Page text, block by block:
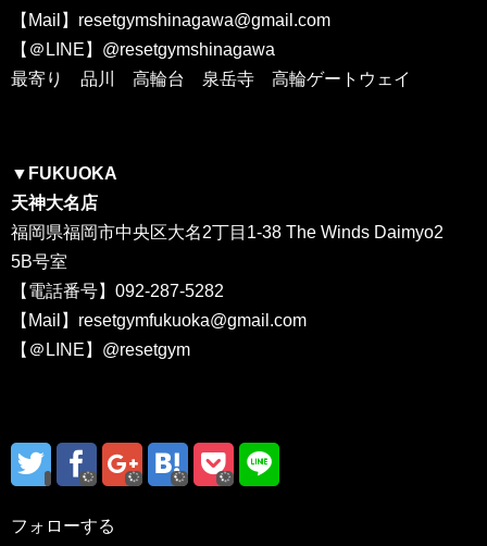
【Mail】resetgymshinagawa@gmail.com
【＠LINE】@resetgymshinagawa
最寄り 品川 高輪台 泉岳寺 高輪ゲートウェイ
▼FUKUOKA
天神大名店
福岡県福岡市中央区大名2丁目1-38 The Winds Daimyo2
5B号室
【電話番号】092-287-5282
【Mail】resetgymfukuoka@gmail.com
【＠LINE】@resetgym
フォローする